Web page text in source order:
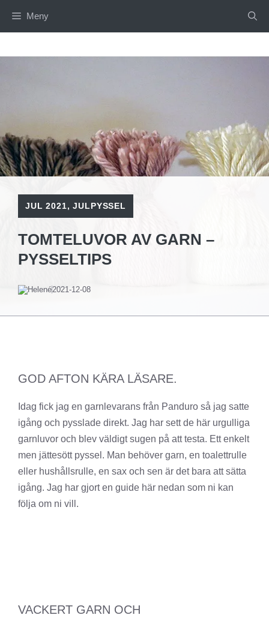
Meny
JUL 2021,JULPYSSEL
TOMTELUVOR AV GARN –
PYSSELTIPS
Helené2021-12-08
GOD AFTON KÄRA LÄSARE.
Idag fick jag en garnlevarans från Panduro så jag satte
igång och pysslade direkt. Jag har sett de här urgulliga
garnluvor och blev väldigt sugen på att testa. Ett enkelt
men jättesött pyssel. Man behöver garn, en toalettrulle
eller hushållsrulle, en sax och sen är det bara att sätta
igång. Jag har gjort en guide här nedan som ni kan
följa om ni vill.
VACKERT GARN OCH